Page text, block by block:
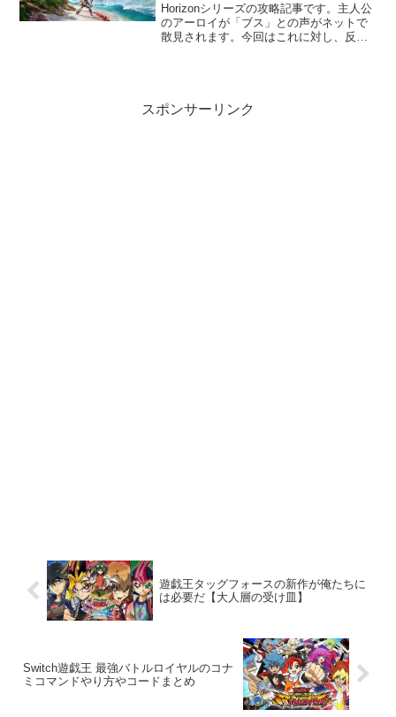
Horizonシリーズの攻略記事です。主人公
のアーロイが「ブス」との声がネットで
散見されます。今回はこれに対し、反論
スポンサーリンク
遊戯王タッグフォースの新作が俺たちに
は必要だ【大人層の受け皿】
Switch遊戯王 最強バトルロイヤルのコナ
ミコマンドやり方やコードまとめ